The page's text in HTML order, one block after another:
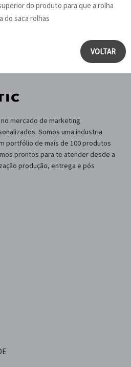
do produto para que a rolha
do saca rolhas
VOLTAR
mercado de marketing
Somos uma industria
portfólio de mais de 100 produtos
prontos para te atender desde a
produção, entrega e pós